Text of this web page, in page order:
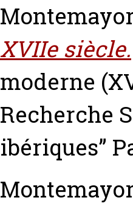
XVIIe siècle.
moderne
Recherche
ibériques”